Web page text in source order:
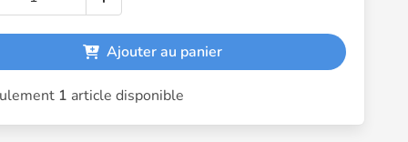
Ajouter au panier
1 article disponible